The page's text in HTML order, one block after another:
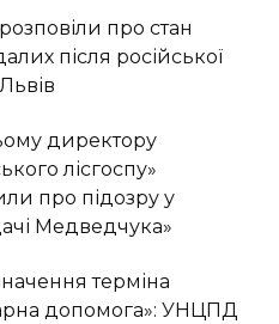
про стан
після російської
директору
лісгоспу»
про підозру у
Медведчука»
терміна
допомога»: УНЦПД